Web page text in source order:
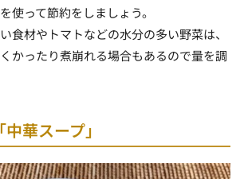
使って節約をしましょう。
食材やトマトなどの水分の多い野菜は、
かったり煮崩れる場合もあるので量を調
華スープ」